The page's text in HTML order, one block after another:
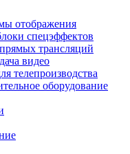
отображения
спецэффектов
трансляций
видео
телепроизводства
оборудование